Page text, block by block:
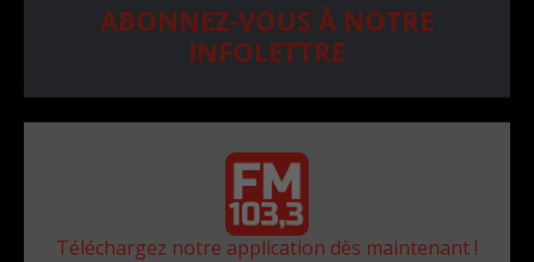
ABONNEZ-VOUS À NOTRE
INFOLETTRE
Téléchargez notre application dès maintenant !